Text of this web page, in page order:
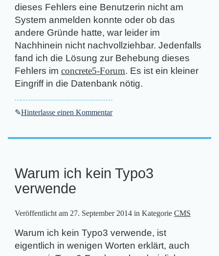
dieses Fehlers eine Benutzerin nicht am
System anmelden konnte oder ob das
andere Gründe hatte, war leider im
Nachhinein nicht nachvollziehbar. Jedenfalls
fand ich die Lösung zur Behebung dieses
Fehlers im concrete5-Forum. Es ist ein kleiner
Eingriff in die Datenbank nötig.
✎Hinterlasse einen Kommentar
Warum ich kein Typo3
verwende
Veröffentlicht am 27. September 2014 in Kategorie CMS
Warum ich kein Typo3 verwende, ist
eigentlich in wenigen Worten erklärt, auch